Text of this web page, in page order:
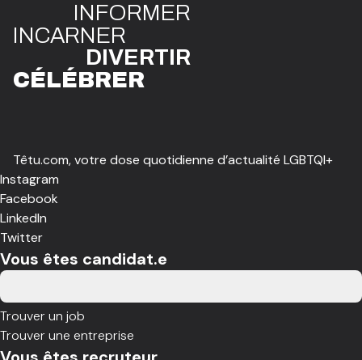
INFORMER
INCARNER
DIVERTIR
CÉLÉBRER
Têtu.com, votre dose quotidienne d’actualité LGBTQI+
Instagram
Facebook
LinkedIn
Twitter
Vous êtes candidat.e
Trouver un job
Trouver une entreprise